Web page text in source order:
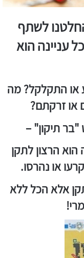
הגעתה של 2019 החלטנו לשתף
עניינה הוא
התקלקל? מה
או זרקתם?
"בר תיקון" –
הרצון לתקן
או נהרסו.
אלא הכל ללא